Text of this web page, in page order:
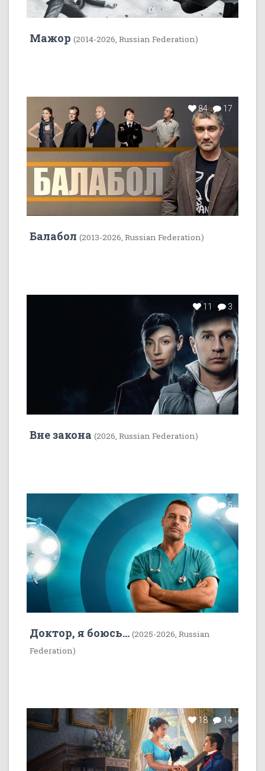
Мажор (2014-2026, Russian Federation)
84 17
Балабол (2013-2026, Russian Federation)
11 3
Вне закона (2026, Russian Federation)
7 5
Доктор, я боюсь... (2025-2026, Russian
Federation)
18 14